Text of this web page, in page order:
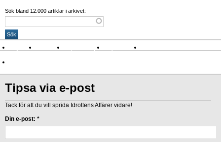
Sök bland 12.000 artiklar i arkivet:
Nyheter Krönikor Sport & spel Nyhetsbrev
Tipsa via e-post
Tack för att du vill sprida Idrottens Affärer vidare!
Din e-post: *